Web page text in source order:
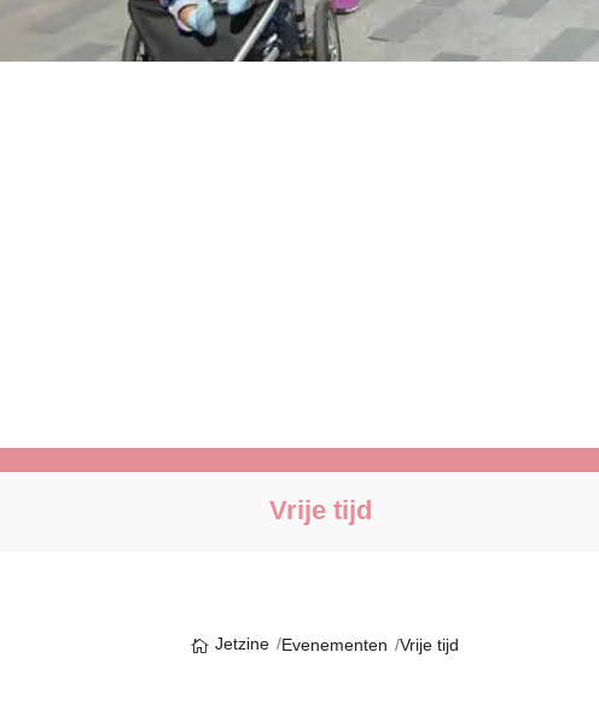
Vrije tijd
Jetzine Evenementen Vrije tijd